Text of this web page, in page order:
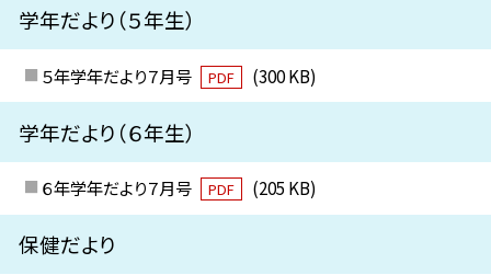
学年だより（５年生）
５年学年だより７月号 PDF (300 KB)
学年だより（６年生）
６年学年だより７月号 PDF (205 KB)
保健だより